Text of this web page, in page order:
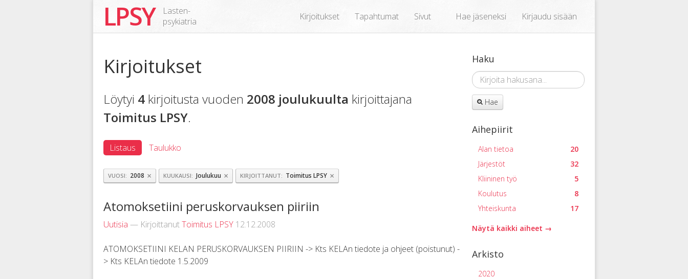
LPSY
Lasten-
psykiatria
Kirjoitukset Tapahtumat Sivut Hae jäseneksi Kirjaudu sisään
Kirjoitukset
Löytyi 4 kirjoitusta vuoden 2008 joulukuulta kirjoittajana
Toimitus LPSY.
Listaus Taulukko
VUOSI 2008 × KUUKAUSI Joulukuu × KIRJOITTANUT Toimitus LPSY ×
Atomoksetiini peruskorvauksen piiriin
Uutisia — KirjoittanutToimitus LPSY 12.12.2008
ATOMOKSETIINI KELAN PERUSKORVAUKSEN PIIRIIN -> Kts KELAn tiedote ja ohjeet (poistunut) -
> Kts KELAn tiedote 1.5.2009
Haku
Hae
Aihepiirit
20
Alan tietoa
32
Järjestöt
5
Kliininen työ
8
Koulutus
17
Yhteiskunta
Näytä kaikki aiheet →
Arkisto
2020